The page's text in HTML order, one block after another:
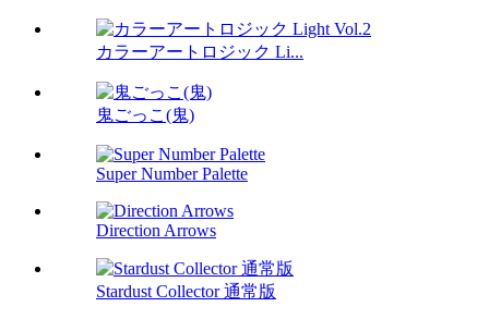
カラーアートロジック Li...
鬼ごっこ(鬼)
Super Number Palette
Direction Arrows
Stardust Collector 通常版